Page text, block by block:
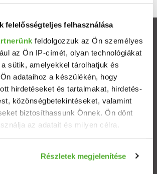
felelősségteljes felhasználása
feldolgozzuk az Ön személyes
az Ön IP-címét, olyan technológiákat
sütik, amelyekkel tárolhatjuk és
adataihoz a készülékén, hogy
hirdetéseket és tartalmakat, hirdetés-
közönségbetekintéseket, valamint
biztosíthassunk Önnek. Ön dönt
az adatait és milyen célra.
az Ön földrajzi elhelyezkedéséről
Részletek megjelenítése